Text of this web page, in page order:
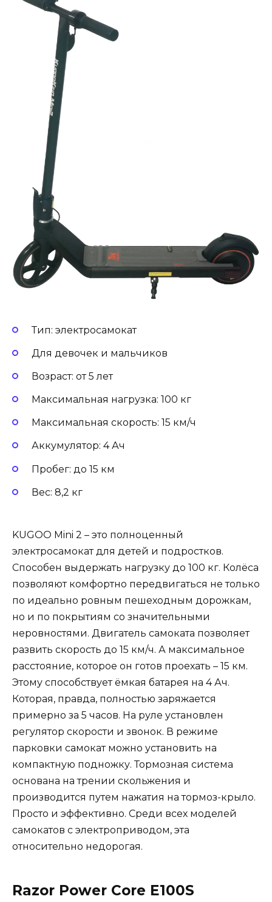
Тип: электросамокат
Для девочек и мальчиков
Возраст: от 5 лет
Максимальная нагрузка: 100 кг
Максимальная скорость: 15 км/ч
Аккумулятор: 4 Ач
Пробег: до 15 км
Вес: 8,2 кг
KUGOO Mini 2 – это полноценный
электросамокат для детей и подростков.
Способен выдержать нагрузку до 100 кг. Колёса
позволяют комфортно передвигаться не только
по идеально ровным пешеходным дорожкам,
но и по покрытиям со значительными
неровностями. Двигатель самоката позволяет
развить скорость до 15 км/ч. А максимальное
расстояние, которое он готов проехать – 15 км.
Этому способствует ёмкая батарея на 4 Ач.
Которая, правда, полностью заряжается
примерно за 5 часов. На руле установлен
регулятор скорости и звонок. В режиме
парковки самокат можно установить на
компактную подножку. Тормозная система
основана на трении скольжения и
производится путем нажатия на тормоз-крыло.
Просто и эффективно. Среди всех моделей
самокатов с электроприводом, эта
относительно недорогая.
Razor Power Core E100S